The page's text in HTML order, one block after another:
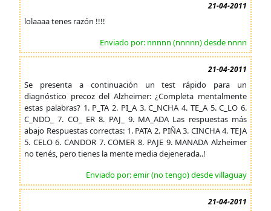
21-04-2011
lolaaaa tenes razón !!!!
Enviado por: nnnnn (nnnnn) desde nnnn
21-04-2011
Se presenta a continuación un test rápido para un
diagnóstico precoz del Alzheimer: ¿Completa mentalmente
estas palabras? 1. P_TA 2. PI_A 3. C_NCHA 4. TE_A 5. C_LO 6.
C_NDO_ 7. CO_ ER 8. PAJ_ 9. MA_ADA Las respuestas más
abajo Respuestas correctas: 1. PATA 2. PIÑA 3. CINCHA 4. TEJA
5. CELO 6. CANDOR 7. COMER 8. PAJE 9. MANADA Alzheimer
no tenés, pero tienes la mente media dejenerada..!
Enviado por: emir (no tengo) desde villaguay
21-04-2011